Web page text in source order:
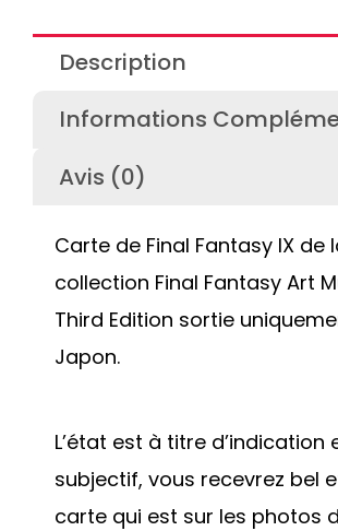
Description
Informations
Avis (0)
Carte de Final Fantasy IX de
collection Final Fantasy Art
Third Edition sortie
Japon.
L’état est à titre d’indication
subjectif, vous recevrez bel
carte qui est sur les photos